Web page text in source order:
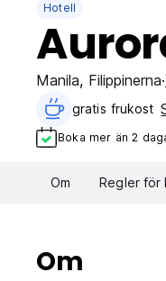
Hotell
Manila, Filippinerna
gratis frukost‎
Boka mer än 2
Om Regler för
Om